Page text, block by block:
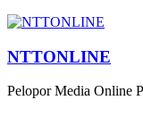
NTTONLINE
Pelopor Media Online